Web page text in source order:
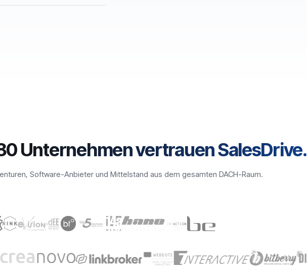
Unternehmen vertrauen SalesDrive.
Software-Anbieter und Mittelstand aus dem gesamten DACH-Raum.